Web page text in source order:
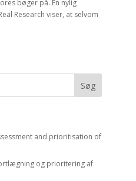
bøger på. En nylig
Research viser, at selvom
and prioritisation of
og prioritering af